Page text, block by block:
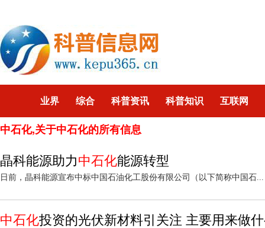
业界 综合 科普资讯 科普知识 互联网
智能 企业 游戏
中石化,关于中石化的所有信息
晶科能源助力中石化能源转型
日前，晶科能源宣布中标中国石油化工股份有限公司（以下简称中国石...
中石化投资的光伏新材料引关注 主要用来做